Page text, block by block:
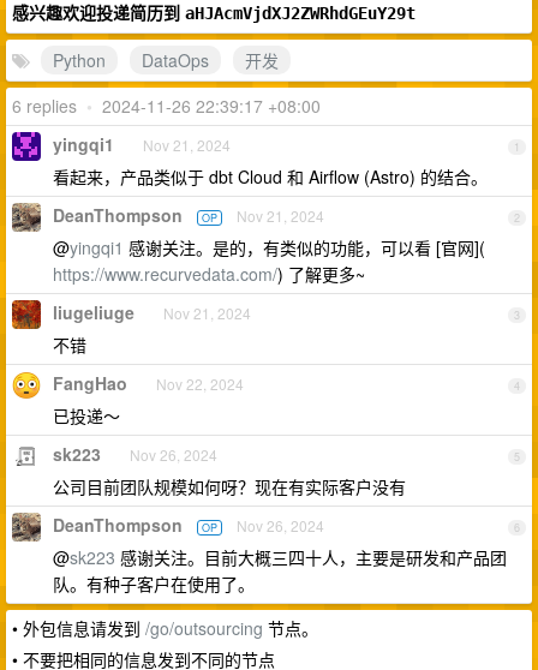
感兴趣欢迎投递简历到 aHJAcmVjdXJ2ZWRhdGEuY29t
Python DataOps
开发
6 replies • 2024-11-26 22:39:17 +08:00
1
yingqi1 Nov 21, 2024
看起来，产品类似于 dbt Cloud 和 Airflow (Astro) 的结合。
2
DeanThompson OP Nov 21, 2024
@yingqi1 感谢关注。是的，有类似的功能，可以看 [官网](
https://www.recurvedata.com/) 了解更多~
3
liugeliuge Nov 21, 2024
不错
4
FangHao Nov 22, 2024
已投递～
5
sk223 Nov 26, 2024
公司目前团队规模如何呀？现在有实际客户没有
6
DeanThompson OP Nov 26, 2024
@sk223 感谢关注。目前大概三四十人，主要是研发和产品团
队。有种子客户在使用了。
• 外包信息请发到 /go/outsourcing 节点。
• 不要把相同的信息发到不同的节点